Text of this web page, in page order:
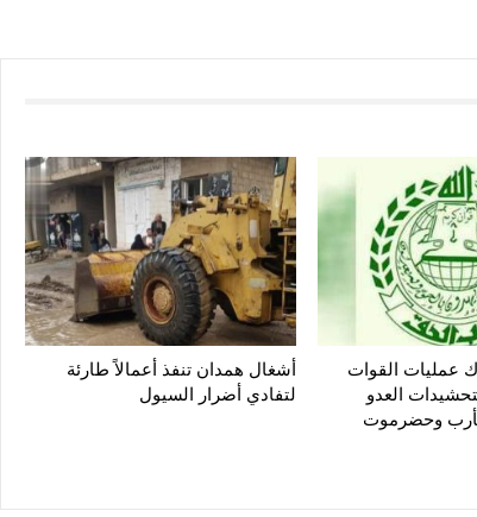
عمليات القوات
العدو
وحضرموت
أشغال همدان تنفذ أعمالاً طارئة
لتفادي أضرار السيول